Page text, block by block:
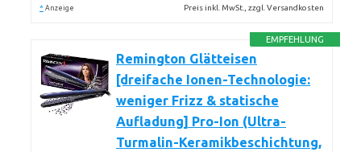
* Anzeige Preis inkl. MwSt., zzgl. Versandkosten
EMPFEHLUNG
Remington Glätteisen
[dreifache Ionen-Technologie:
weniger Frizz & statische
Aufladung] Pro-Ion (Ultra-
Turmalin-Keramikbeschichtung,